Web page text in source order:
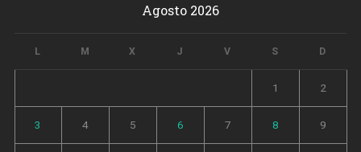
Agosto 2026
L M X J V S D
1 2
3 4 5 6 7 8 9